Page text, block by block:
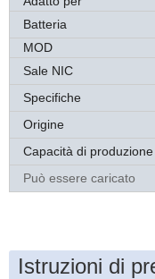
Batteria
MOD
Sale NIC
Specifiche
Origine
Capacità di produzione
Può essere caricato
Istruzioni di